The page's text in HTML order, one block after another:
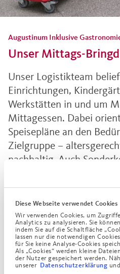
Diese Webseite verwendet Cookies
Wir verwenden Cookies, um
Analytics zu analysieren. Sie
indem Sie auf die Schaltfläche
lassen nur die notwendigen
für Sie keine Analyse-Cookies
Als „Cookies“ werden kleine
der Nutzer gespeichert werden.
unserer Datenschutzerklärung
Unser Mittags-
Augustinum Inklusive
Unser Logistikteam
Einrichtungen,
Werkstätten in und um
Mittagessen. Dabei
Speisepläne an den
Zielgruppe –
nachhaltig. Auch
berücksichtigt werden.
Einrichtungen, die unser
regelmäßig beliefert:
Grundschule in der
Augustinum Tagesstätte in
Kindergarten